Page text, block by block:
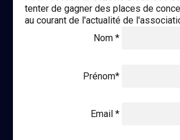
tenter de gagner des places de
au courant de l'actualité de
Nom *
Prénom*
Email *